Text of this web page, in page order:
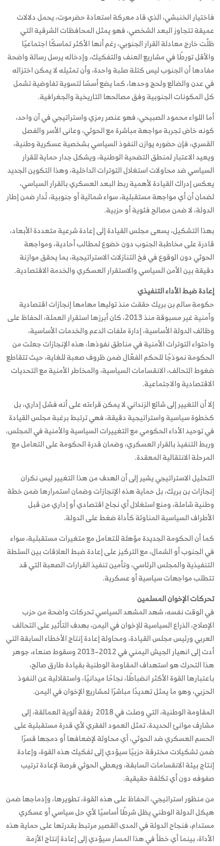
فاختيار الخنبشي، الذي قاد معركة استعادة حضرموت، يحمل دلالات
عميقة تتجاوز البعد الشخصي، فهو يمثل المحافظات الشرقية التي
ظلّت خارج معادلة القرار الجنوبي، رغم أنها الأكثر تماسكًا اجتماعيًا
والأقل تورطًا في مشاريع العنف والتفكيك، وإدخاله يرسل رسالة واضحة
مفادها أن الجنوب ليس كتلة صلبة واحدة، وأن تمثيله لا يمكن اختزاله
في عدن والضالع ولحج وحدها، كما يضع أسسًا لتسوية تفاوضية تشمل
كل المكونات الجنوبية وفق مصالحها التاريخية والجغرافية.
أما اللواء محمود الصبيحي، فهو عنصر رمزي واستراتيجي في آن واحد،
كونه خاض تجربة مواجهة مباشرة مع الحوثي، وعانى الأسر والفصل
القسري، فإن حضوره يوازن النفوذ السياسي بشخصية عسكرية وطنية،
ويعيد الاعتبار لمنطق التضحية الوطنية، ويشكل جدار حماية للقرار
السياسي ضد محاولات استغلال التوترات الداخلية، وهذا التكوين الجديد
يعكس إدراك القيادة لأهمية ربط البعد العسكري بالقرار السياسي،
لضمان أن أي مواجهة مستقبلية، سواء شمالية أو جنوبية، تُدار ضمن إطار
الدولة، لا ضمن مصالح فئوية أو حزبية.
بهذا التشكيل، يسعى مجلس القيادة إلى إعادة شرعية متعددة الأبعاد،
قادرة على مخاطبة الجنوب دون خضوع لمطالب أحادية، ومواجهة
الحوثي دون الوقوع في فخ التنازلات الاستراتيجية، بما يحقق موازنة
دقيقة بين الأمن السياسي والاستقرار العسكري والخدمة الاقتصادية.
إعادة ضبط الأداء التنفيذي
حكومة سالم بن بريك حققت منذ توليها مهامها إنجازات اقتصادية
وأمنية غير مسبوقة منذ 2013، كان أبرزها استقرار العملة، الحفاظ على
وظائف الدولة الأساسية، إدارة ملفات الدعم والخدمات الأساسية،
واحتواء التوترات الأمنية في مناطق نفوذها، هذه الإنجازات جعلت من
الحكومة نموذجًا للحكم الفعّال ضمن ظروف صعبة للغاية، حيث تتقاطع
ضغوط التحالف، الانقسامات السياسية، والمخاطر الأمنية مع التحديات
الاقتصادية والاجتماعية.
إلا أن التغيير إلى شائع الزنداني لا يمكن قراءته على أنه فشل إداري، بل
كخطوة سياسية واستراتيجية دقيقة، فهي ترتبط برغبة مجلس القيادة
في توحيد الأداء الحكومي مع التغييرات السياسية والأمنية في المجلس،
وربط التنفيذ بالقرار العسكري، وضمان قدرة الحكومة على التعامل مع
المرحلة الانتقالية المعقدة.
التحليل الاستراتيجي يشير إلى أن الهدف من هذا التغيير ليس نكران
إنجازات بن بريك، بل حماية هذه الإنجازات وضمان استمرارها ضمن خطة
وطنية شاملة، ومنع استغلال أي نجاح اقتصادي أو إداري من قبل
الأطراف السياسية المناوئة كأداة ضغط على الدولة.
كما أن الحكومة الجديدة مؤهلة للتعامل مع متغيرات مستقبلية، سواء
في الجنوب أو الشمال، مع التركيز على إعادة ضبط العلاقات بين السلطة
التنفيذية والمجلس الرئاسي، وتأمين تنفيذ القرارات الصعبة التي قد
تتطلب مواجهات سياسية أو عسكرية.
تحركات الإخوان المسلمين
في الوقت نفسه، شهد المشهد السياسي تحركات واضحة من حزب
الإصلاح، الذراع السياسية للإخوان في اليمن، بهدف التأثير على التحالف
العربي ورئيس مجلس القيادة، ومحاولة إعادة إنتاج الأخطاء السابقة التي
أدت إلى انهيار الجيش اليمني في 2012–2013 وسقوط صنعاء، جوهر
هذا التحرك هو استهداف المقاومة الوطنية بقيادة طارق صالح،
باعتبارها القوة الأكثر انضباطًا، نجاحًا ميدانيًا، واستقلالية عن النفوذ
الحزبي، وهو ما يمثل تهديدًا مباشرًا لمشاريع الإخوان في اليمن.
المقاومة الوطنية، التي وصلت في 2018 رفقة ألوية العمالقة، إلى
مشارف موانئ الحديدة، تمثل العمود الفقري لأي قدرة مستقبلية على
الحسم العسكري ضد الحوثي، أي محاولة لإضعافها أو دمجها قسرًا
ضمن تشكيلات مخترقة حزبيًا سيؤدي إلى تفكيك هذه القوة، وإعادة
إنتاج بيئة الانقسامات السابقة، ويعطي الحوثي فرصة لإعادة ترتيب
صفوفه دون أي تكلفة حقيقية.
من منظور استراتيجي، الحفاظ على هذه القوة، تطويرها، وإدماجها ضمن
هيكل الدولة الوطني يظل شرطًا أساسيًا لأي حل سياسي أو عسكري
مستدام، فنجاح الدولة في المدى القصير مرتبط بقدرتها على حماية هذه
الأداة، بينما أي خطأ في هذا المسار سيؤدي إلى إعادة إنتاج الأزمة